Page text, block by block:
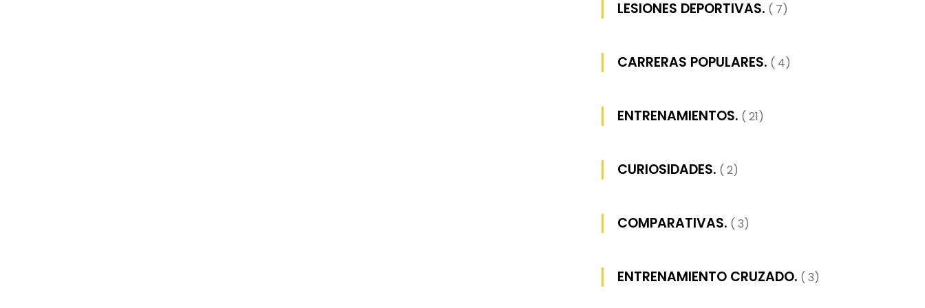
LESIONES DEPORTIVAS. ( 7)
CARRERAS POPULARES. ( 4)
ENTRENAMIENTOS. ( 21)
CURIOSIDADES. ( 2)
COMPARATIVAS. ( 3)
ENTRENAMIENTO CRUZADO. ( 3)